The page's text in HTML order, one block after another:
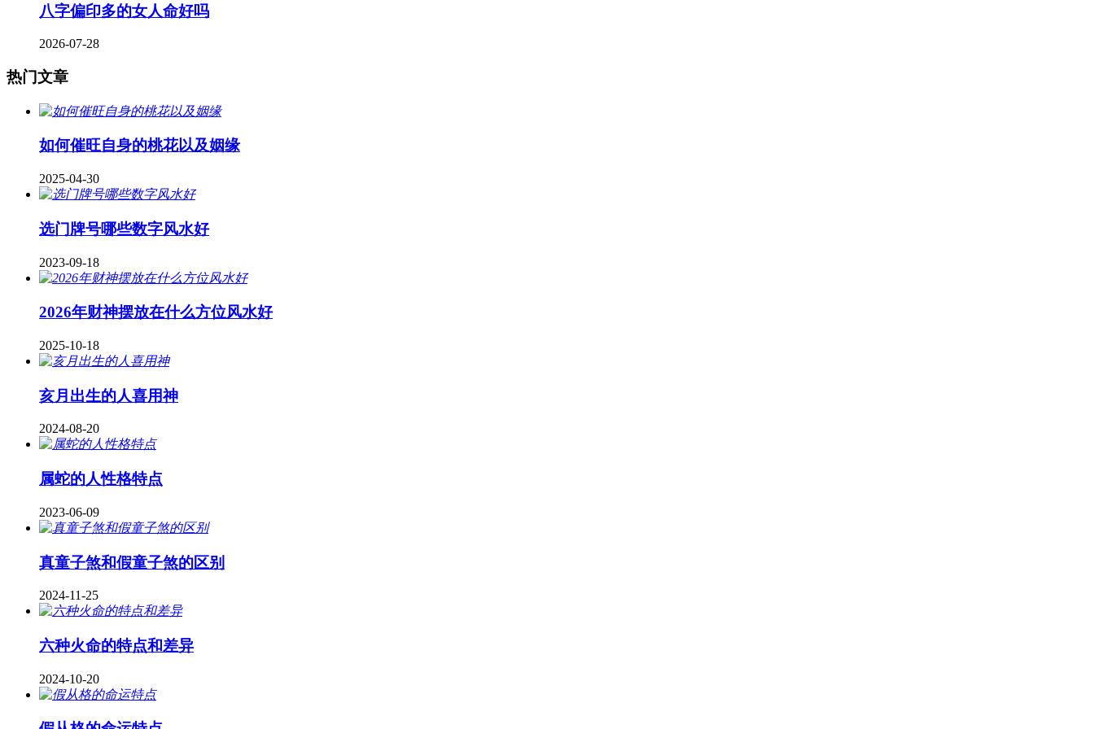
八字偏印多的女人命好吗
2026-07-28
热门文章
如何催旺自身的桃花以及姻缘
2025-04-30
​选门牌号哪些数字风水好
2023-09-18
2026年财神摆放在什么方位风水好
2025-10-18
亥月出生的人喜用神
2024-08-20
属蛇的人性格特点
2023-06-09
真童子煞和假童子煞的区别
2024-11-25
六种火命的特点和差异
2024-10-20